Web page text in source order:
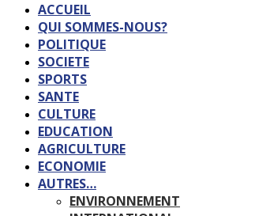
ACCUEIL
QUI SOMMES-NOUS?
POLITIQUE
SOCIETE
SPORTS
SANTE
CULTURE
EDUCATION
AGRICULTURE
ECONOMIE
AUTRES…
ENVIRONNEMENT